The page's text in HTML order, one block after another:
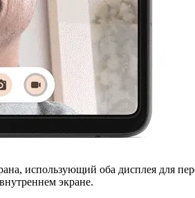
использующий оба дисплея для
экране.